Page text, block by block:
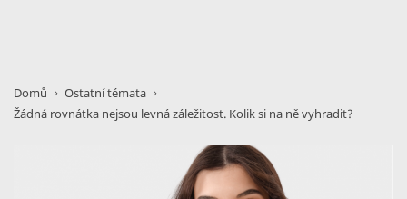
Domů
Ostatní témata
Žádná rovnátka nejsou levná záležitost. Kolik si na ně vyhradit?